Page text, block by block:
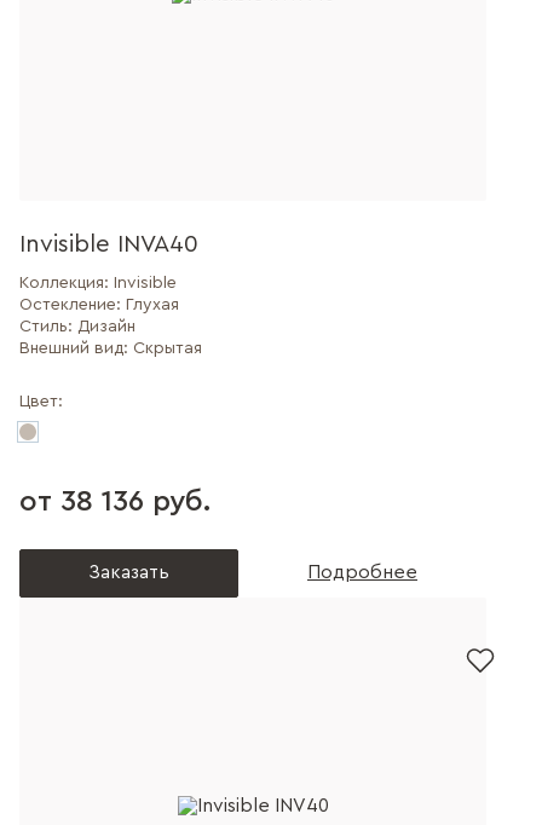
Invisible INVA40
Коллекция: Invisible
Остекление: Глухая
Стиль: Дизайн
Внешний вид: Скрытая
Цвет:
от 38 136 руб.
Заказать Подробнее